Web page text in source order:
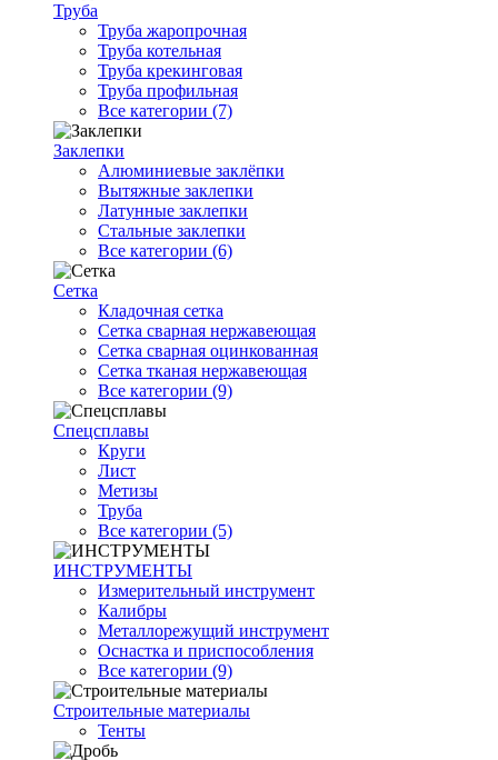
Труба
Труба жаропрочная
Труба котельная
Труба крекинговая
Труба профильная
Все категории (7)
Заклепки
Алюминиевые заклёпки
Вытяжные заклепки
Латунные заклепки
Стальные заклепки
Все категории (6)
Сетка
Кладочная сетка
Сетка сварная нержавеющая
Сетка сварная оцинкованная
Сетка тканая нержавеющая
Все категории (9)
Спецсплавы
Круги
Лист
Метизы
Труба
Все категории (5)
ИНСТРУМЕНТЫ
Измерительный инструмент
Калибры
Металлорежущий инструмент
Оснастка и приспособления
Все категории (9)
Строительные материалы
Тенты